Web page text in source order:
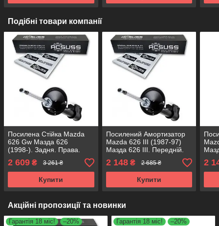
Подібні товари компанії
Посилена Стійка Mazda
626 Gw Мазда 626
(1998-). Задня. Права.
280684 , 335028 KOREA
Аксусс!
2 609 ₴ 3 261 ₴
Купити
Посилений Амортизатор
Mazda 626 III (1987-97)
Мазда 626 III. Передній.
Правий. 290665 , 634024
KOREA Аксусс!
2 148₴ 2 685 ₴
Купити
2
Акційні пропозиції та новинки
Гарантія 18 міс!
–20%
Гарантія 18 міс!
–20%